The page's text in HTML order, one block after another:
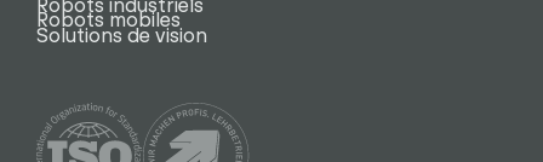
Robots mobiles
Solutions de vision